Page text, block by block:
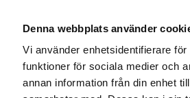
Denna webbplats använder
Vi använder enhetsidentifierare
funktioner för sociala medier och
annan information från din enhet